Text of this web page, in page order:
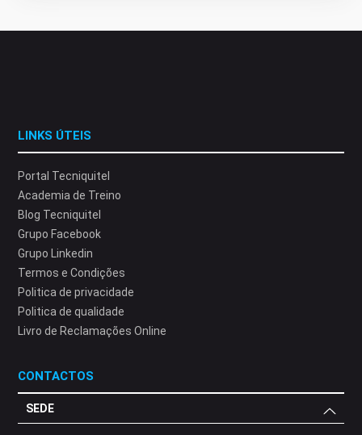
LINKS ÚTEIS
Portal Tecniquitel
Academia de Treino
Blog Tecniquitel
Grupo Facebook
Grupo Linkedin
Termos e Condições
Politica de privacidade
Politica de qualidade
Livro de Reclamações Online
CONTACTOS
SEDE